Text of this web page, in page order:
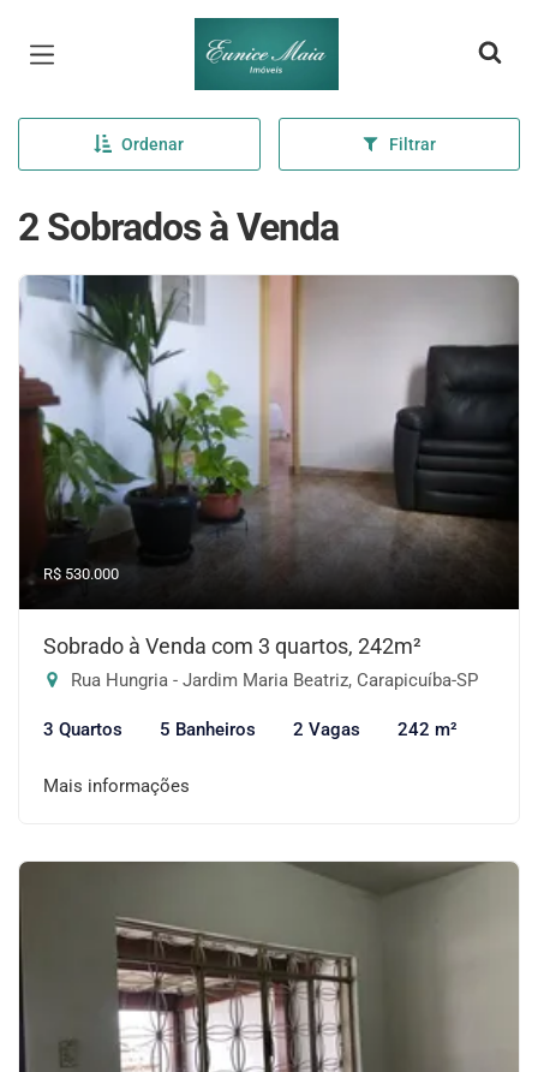
Página inicial
Ordenar Filtrar
2 Sobrados à Venda
R$ 530.000
Sobrado à Venda com 3 quartos, 242m²
Rua Hungria - Jardim Maria Beatriz, Carapicuíba-SP
3 Quartos 5 Banheiros 2 Vagas 242 m²
Mais informações